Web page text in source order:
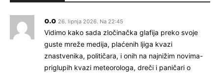
o.o 26. lipnja 2026. Na 22:45
Vidimo kako sada zločinačka glafija preko svoje
guste mreže medija, plaćenih ljiga kvazi
znastvenika, političara, i onih na najnižim novima-
priglupih kvazi meteorologa, dreči i paničari o